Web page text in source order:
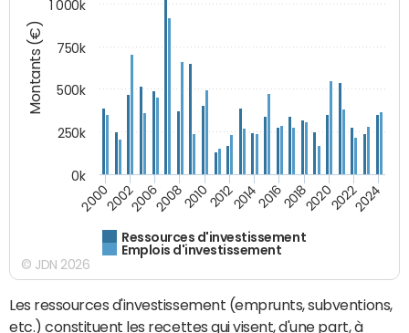
Montants (€)
Ressources d'investissement
Emplois d'investissement
200020022006200820102012201420162018202020222024
0k
250k
500k
750k
1 000k
© JDN 2026
Les ressources d'investissement (emprunts, subventions,
etc.) constituent les recettes qui visent, d'une part, à